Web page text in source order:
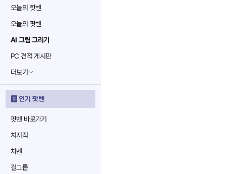
오늘의 핫벤
오늘의 팟벤
AI 그림 그리기
PC 견적 게시판
더보기
인기 팟벤
팟벤 바로가기
치지직
차벤
걸그룹